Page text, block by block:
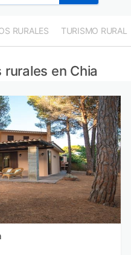
RURALES TURISMO RURAL
en Chia